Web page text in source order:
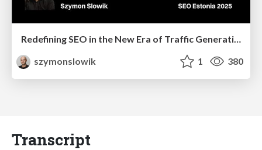
Redefining SEO in the New Era of Traffic Generation
szymonslowik
1 380
Transcript